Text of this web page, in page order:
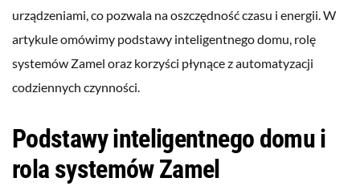
urządzeniami, co pozwala na oszczędność czasu i energii. W
artykule omówimy podstawy inteligentnego domu, rolę
systemów Zamel oraz korzyści płynące z automatyzacji
codziennych czynności.
Podstawy inteligentnego domu i
rola systemów Zamel